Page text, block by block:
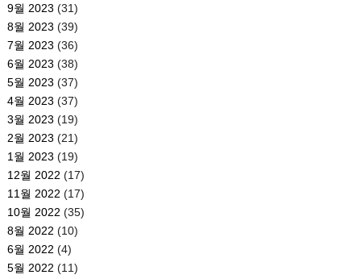
9월 2023 (31)
8월 2023 (39)
7월 2023 (36)
6월 2023 (38)
5월 2023 (37)
4월 2023 (37)
3월 2023 (19)
2월 2023 (21)
1월 2023 (19)
12월 2022 (17)
11월 2022 (17)
10월 2022 (35)
8월 2022 (10)
6월 2022 (4)
5월 2022 (11)